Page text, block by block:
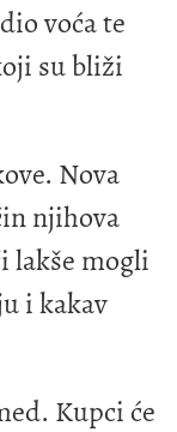
voća te
su bliži
Nova
njihova
lakše mogli
i kakav
Kupci će